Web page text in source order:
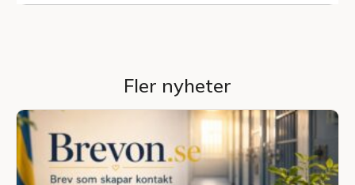
Fler nyheter